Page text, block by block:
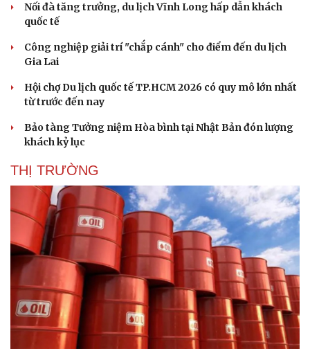
Nối đà tăng trưởng, du lịch Vĩnh Long hấp dẫn khách
quốc tế
Công nghiệp giải trí "chắp cánh" cho điểm đến du lịch
Gia Lai
Hội chợ Du lịch quốc tế TP.HCM 2026 có quy mô lớn nhất
từ trước đến nay
Bảo tàng Tưởng niệm Hòa bình tại Nhật Bản đón lượng
khách kỷ lục
THỊ TRƯỜNG